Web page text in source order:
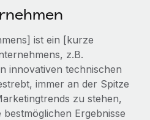
Screening
und KI-Automatisierung
Weaviate sein Team mit
entwickelt KI-basierte
ist ein [kurze
z.B.
innovativen technischen
immer an der Spitze
zu stehen,
Ergebnisse